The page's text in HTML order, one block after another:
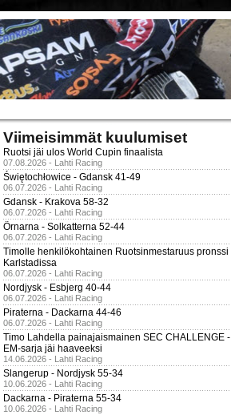
Viimeisimmät kuulumiset
Ruotsi jäi ulos World Cupin finaalista
07.08.2026 - Lahti Racing
Świętochłowice - Gdansk 41-49
06.07.2026 - Lahti Racing
Gdansk - Krakova 58-32
06.07.2026 - Lahti Racing
Örnarna - Solkatterna 52-44
06.07.2026 - Lahti Racing
Timolle henkilökohtainen Ruotsinmestaruus pronssi
Karlstadissa
06.07.2026 - Lahti Racing
Nordjysk - Esbjerg 40-44
06.07.2026 - Lahti Racing
Piraterna - Dackarna 44-46
06.07.2026 - Lahti Racing
Timo Lahdella painajaismainen SEC CHALLENGE -
EM-sarja jäi haaveeksi
14.06.2026 - Lahti Racing
Slangerup - Nordjysk 55-34
10.06.2026 - Lahti Racing
Dackarna - Piraterna 55-34
10.06.2026 - Lahti Racing